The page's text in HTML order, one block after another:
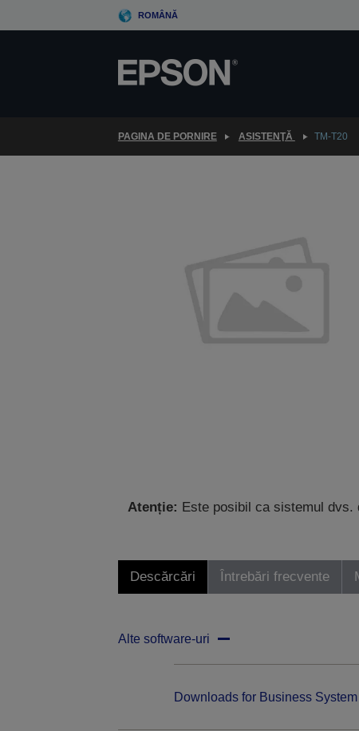
to
ROMÂNĂ
PAGINA DE PORNIRE ASISTENŢĂ TM-T20
Atenție: Este posibil ca sistemul
Descărcări Întrebări frecvente
Alte software-uri
Downloads for Business